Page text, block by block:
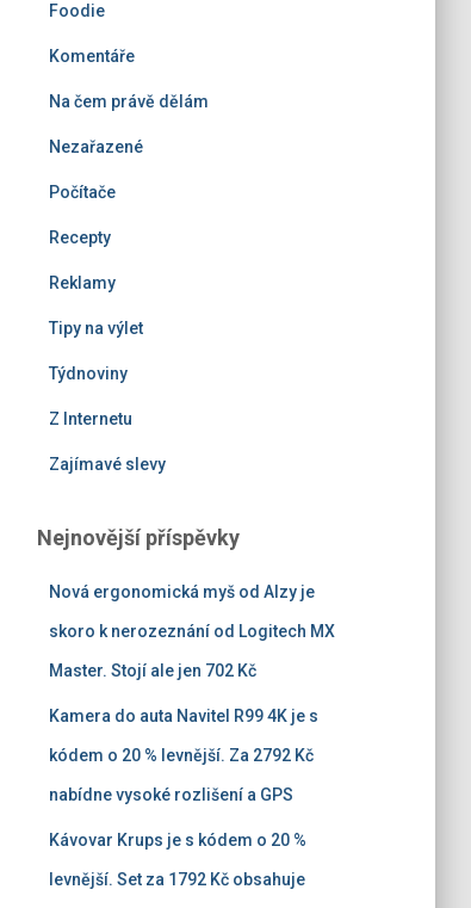
Foodie
Komentáře
Na čem právě dělám
Nezařazené
Počítače
Recepty
Reklamy
Tipy na výlet
Týdnoviny
Z Internetu
Zajímavé slevy
Nejnovější příspěvky
Nová ergonomická myš od Alzy je
skoro k nerozeznání od Logitech MX
Master. Stojí ale jen 702 Kč
Kamera do auta Navitel R99 4K je s
kódem o 20 % levnější. Za 2792 Kč
nabídne vysoké rozlišení a GPS
Kávovar Krups je s kódem o 20 %
levnější. Set za 1792 Kč obsahuje